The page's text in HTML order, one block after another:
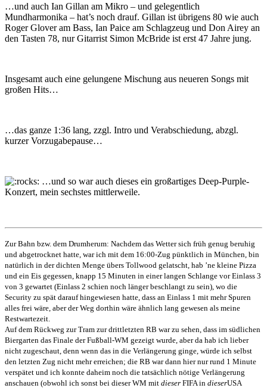
…und auch Ian Gillan am Mikro – und gelegentlich
Mundharmonika – hat’s noch drauf. Gillan ist übrigens 80 wie auch
Roger Glover am Bass, Ian Paice am Schlagzeug und Don Airey an
den Tasten 78, nur Gitarrist Simon McBride ist erst 47 Jahre jung.
Insgesamt auch eine gelungene Mischung aus neueren Songs mit
großen Hits…
…das ganze 1:36 lang, zzgl. Intro und Verabschiedung, abzgl.
kurzer Vorzugabepause…
…und so war auch dieses ein großartiges Deep-Purple-
Konzert, mein sechstes mittlerweile.
Zur Bahn bzw. dem Drumherum: Nachdem das Wetter sich früh genug beruhig
und abgetrocknet hatte, war ich mit dem 16:00-Zug pünktlich in München, bin
natürlich in der dichten Menge übers Tollwood gelatscht, hab ’ne kleine Pizza
und ein Eis gegessen, knapp 15 Minuten in einer langen Schlange vor Einlass 3
von 3 gewartet (Einlass 2 schien noch länger beschlangt zu sein), wo die
Security zu spät darauf hingewiesen hatte, dass an Einlass 1 mit mehr Spuren
alles frei wäre, aber der Weg dorthin wäre ähnlich lang gewesen als meine
Restwartezeit.
Auf dem Rückweg zur Tram zur drittletzten RB war zu sehen, dass im südlichen
Biergarten das Finale der Fußball-WM gezeigt wurde, aber da hab ich lieber
nicht zugeschaut, denn wenn das in die Verlängerung ginge, würde ich selbst
den letzten Zug nicht mehr erreichen; die RB war dann hier nur rund 1 Minute
verspätet und ich konnte daheim noch die tatsächlich nötige Verlängerung
anschauen (obwohl ich sonst bei dieser WM mit dieser FIFA in dieserUSA